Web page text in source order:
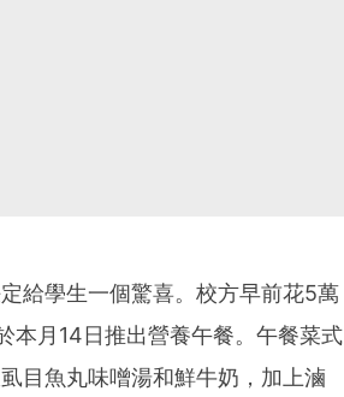
給學生一個驚喜。校方早前花5萬
本月14日推出營養午餐。午餐菜式
目魚丸味噌湯和鮮牛奶，加上滷